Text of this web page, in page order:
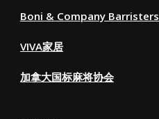
Boni & Company Barristers
VIVA家居
加拿大国标麻将协会